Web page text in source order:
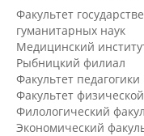
Факультет
гуманитарных наук
Медицинский
Рыбницкий филиал
Факультет
Факультет
Филологический
Экономический